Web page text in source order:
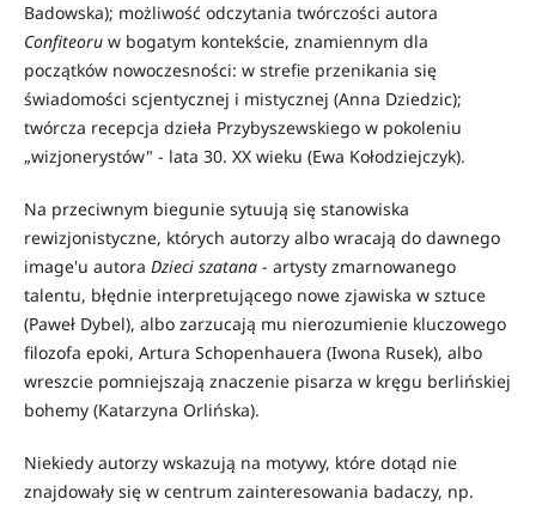
Badowska); możliwość odczytania twórczości autora
Confiteoruw bogatym kontekście, znamiennym dla
początków nowoczesności: w strefie przenikania się
świadomości scjentycznej i mistycznej (Anna Dziedzic);
twórcza recepcja dzieła Przybyszewskiego w pokoleniu
„wizjonerystów" - lata 30. XX wieku (Ewa Kołodziejczyk).
Na przeciwnym biegunie sytuują się stanowiska
rewizjonistyczne, których autorzy albo wracają do dawnego
image'u autora Dzieci szatana- artysty zmarnowanego
talentu, błędnie interpretującego nowe zjawiska w sztuce
(Paweł Dybel), albo zarzucają mu nierozumienie kluczowego
filozofa epoki, Artura Schopenhauera (Iwona Rusek), albo
wreszcie pomniejszają znaczenie pisarza w kręgu berlińskiej
bohemy (Katarzyna Orlińska).
Niekiedy autorzy wskazują na motywy, które dotąd nie
znajdowały się w centrum zainteresowania badaczy, np.